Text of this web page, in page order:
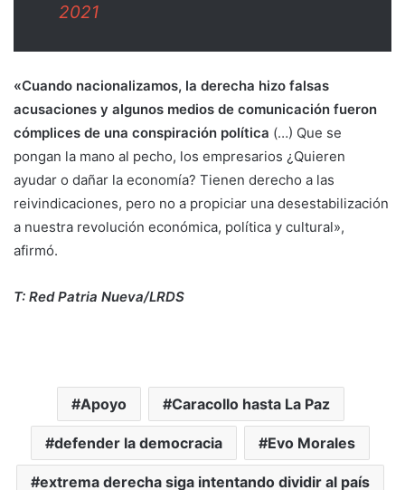
2021
«Cuando nacionalizamos, la derecha hizo falsas
acusaciones y algunos medios de comunicación fueron
cómplices de una conspiración política (…) Que se
pongan la mano al pecho, los empresarios ¿Quieren
ayudar o dañar la economía? Tienen derecho a las
reivindicaciones, pero no a propiciar una desestabilización
a nuestra revolución económica, política y cultural»,
afirmó.
T: Red Patria Nueva/LRDS
Apoyo Caracollo hasta La Paz
defender la democracia Evo Morales
extrema derecha siga intentando dividir al país